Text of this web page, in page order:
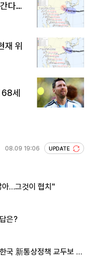
다…
재 위
68세
08.09 19:06 UPDATE
…그것이 협치"
은?
국 新통상정책 교두보 활